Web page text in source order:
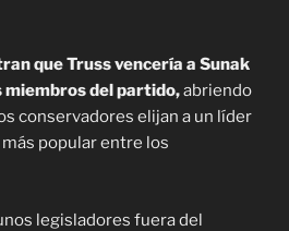
que Truss vencería a Sunak
miembros del partido,abriendo
conservadores elijan a un líder
popular entre los
legisladores fuera del